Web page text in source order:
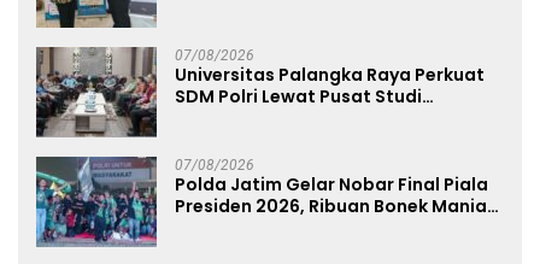
07/08/2026
Universitas Palangka Raya Perkuat
SDM Polri Lewat Pusat Studi
07/08/2026
Polda Jatim Gelar Nobar Final Piala
Presiden 2026, Ribuan Bonek Mania